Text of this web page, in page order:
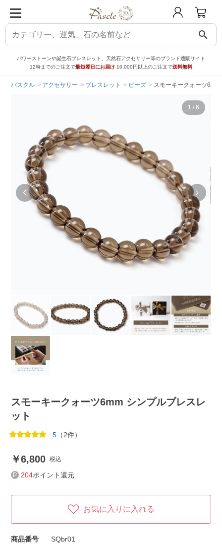
search
パワーストーンや誕生石ブレスレット、天然石アクセサリー等のブランド通販サイト
12時までのご注文で最短翌日にお届け 10,000円以上のご注文で送料無料
パスクル アクセサリー ブレスレット ビーズ スモーキークォーツ
1 / 6
スモーキークォーツ6mm シンプルブレスレ
ット
5 （2件）
6,800 税込
204ポイント還元
お気に入りに入れる
商品番号
SQbr01